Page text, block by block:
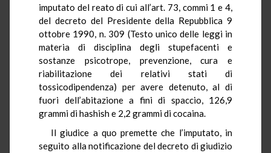
imputato del reato di cui all’art. 73, commi 1 e 4,
del decreto del Presidente della Repubblica 9
ottobre 1990, n. 309 (Testo unico delle leggi in
materia di disciplina degli stupefacenti e
sostanze psicotrope, prevenzione, cura e
riabilitazione dei relativi stati di
tossicodipendenza) per avere detenuto, al di
fuori dell’abitazione a fini di spaccio, 126,9
grammi di hashish e 2,2 grammi di cocaina.
Il giudice a quo premette che l’imputato, in
seguito alla notificazione del decreto di giudizio